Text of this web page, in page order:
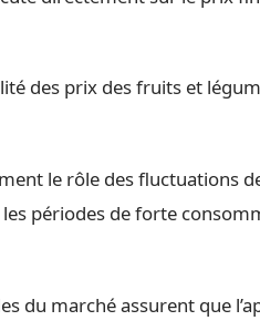
des prix des fruits et
le rôle des fluctuations
périodes de forte
du marché assurent que